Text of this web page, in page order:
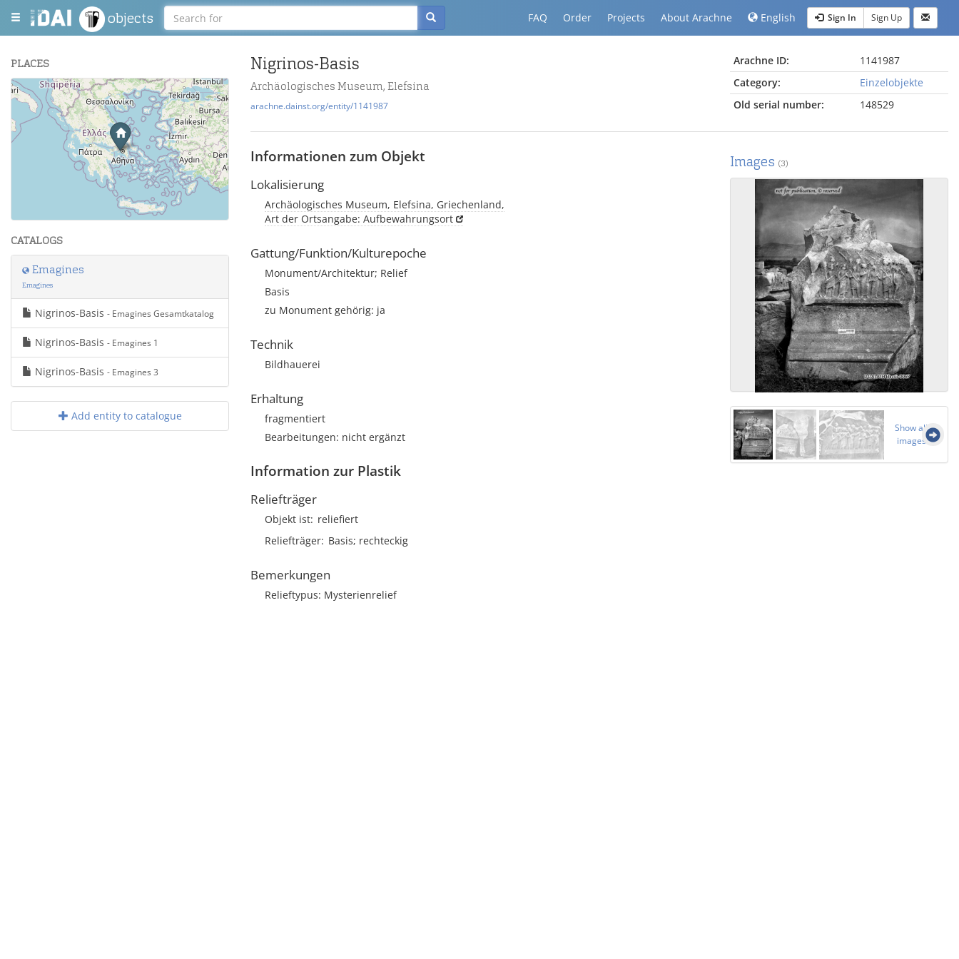
objects FAQ Order Projects About Arachne English Sign In Sign Up
PLACES
+
−
| Maps and Data ©
CATALOGS
Emagines
Emagines
Nigrinos-Basis - Emagines Gesamtkatalog
Nigrinos-Basis - Emagines 1
Nigrinos-Basis - Emagines 3
Add entity to catalogue
Nigrinos-Basis
Archäologisches Museum, Elefsina
arachne.dainst.org/entity/1141987
Arachne ID:
1141987
Category:
Einzelobjekte
Old serial number:
148529
Informationen zum Objekt
Lokalisierung
Archäologisches Museum, Elefsina, Griechenland,
Art der Ortsangabe: Aufbewahrungsort
Gattung/Funktion/Kulturepoche
Monument/Architektur; Relief
Basis
zu Monument gehörig: ja
Technik
Bildhauerei
Erhaltung
fragmentiert
Bearbeitungen: nicht ergänzt
Information zur Plastik
Reliefträger
Objekt ist reliefiert
Reliefträger Basis; rechteckig
Bemerkungen
Relieftypus: Mysterienrelief
Images (3)
Show all
images